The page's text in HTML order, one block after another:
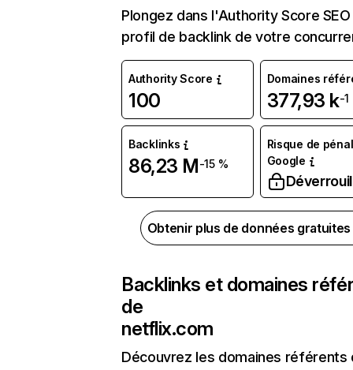
Plongez dans l'Authority Score
profil de backlink de votre
Authority Score
100
Domaines
377,93 k-1
Backlinks
86,23 M-15 %
Risque de
Google
Obtenir plus de données
Backlinks et domaines
de
netflix.com
Découvrez les domaines référents